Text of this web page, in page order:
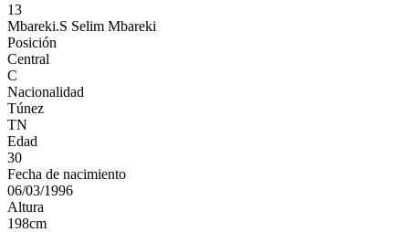
13
Mbareki.S Selim Mbareki
Posición
Central
C
Nacionalidad
Túnez
TN
Edad
30
Fecha de nacimiento
06/03/1996
Altura
198cm